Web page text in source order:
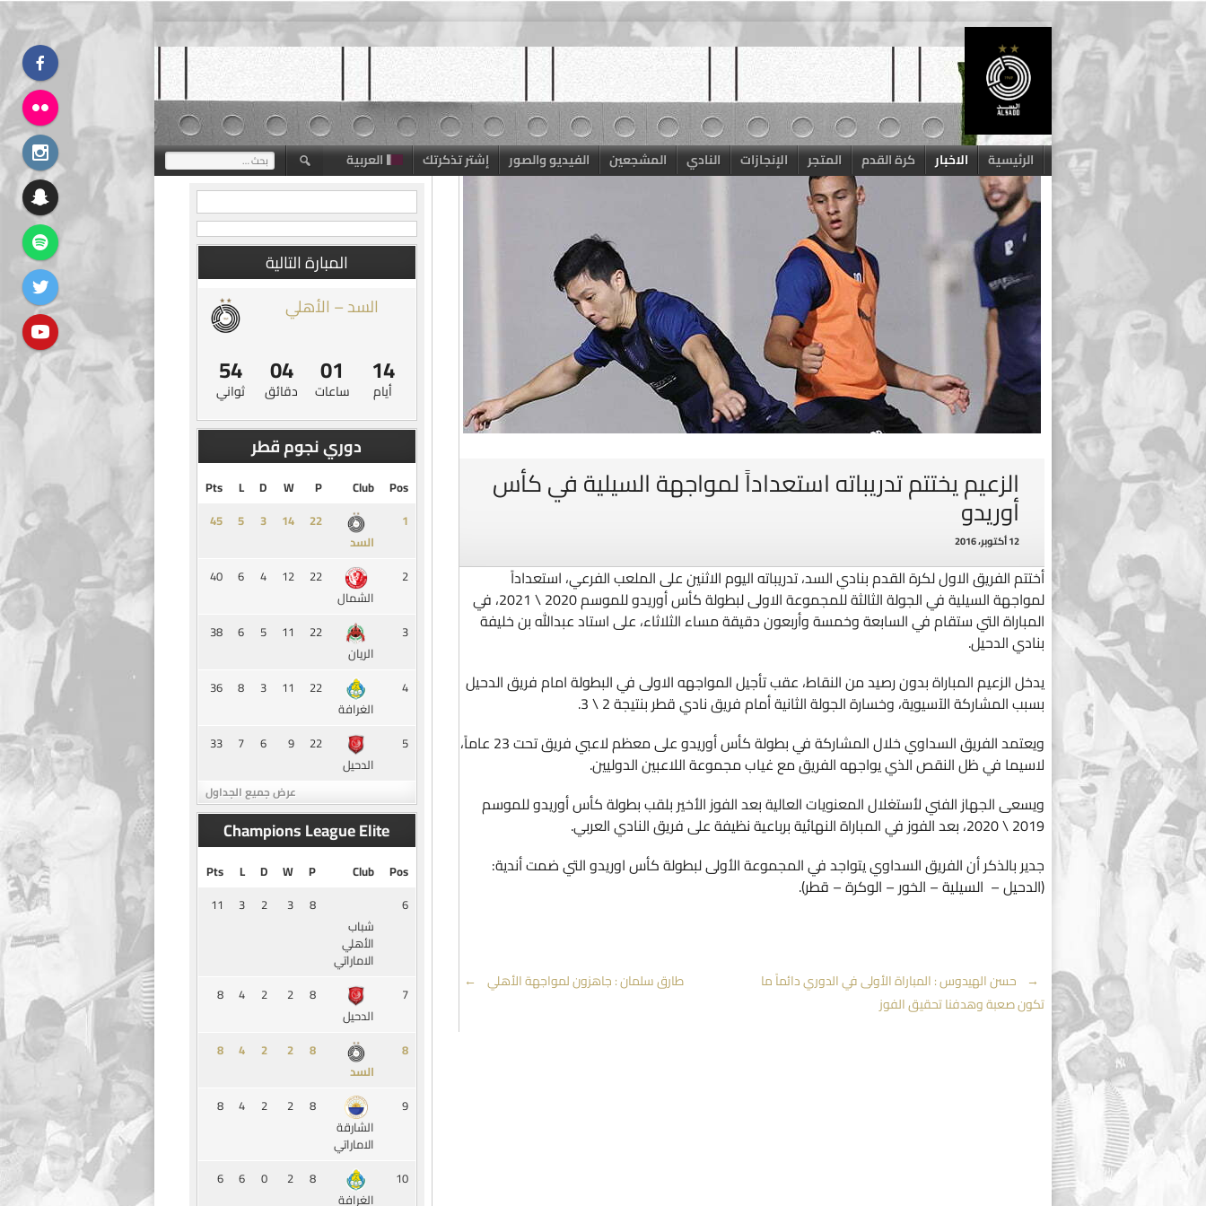
Skip
content
الرئيسية الاخبار كرة القدم المتجر الإنجازات النادي المشجعين الفيديو والصور إشتر تذكرتك العربية البحث
عن:
الزعيم يختتم تدريباته استعداداً لمواجهة السيلية في كأس
أوريدو
12 أكتوبر، 2016
أختتم الفريق الاول لكرة القدم بنادي السد، تدريباته اليوم الاثنين على الملعب الفرعي، استعداداً
لمواجهة السيلية في الجولة الثالثة للمجموعة الاولى لبطولة كأس أوريدو للموسم 2020 \ 2021، في
المباراة التي ستقام في السابعة وخمسة وأربعون دقيقة مساء الثلاثاء، على استاد عبدالله بن خليفة
بنادي الدحيل.
يدخل الزعيم المباراة بدون رصيد من النقاط، عقب تأجيل المواجهه الاولى في البطولة امام فريق الدحيل
بسبب المشاركة الآسيوية، وخسارة الجولة الثانية أمام فريق نادي قطر بنتيجة 2 \ 3.
ويعتمد الفريق السداوي خلال المشاركة في بطولة كأس أوريدو على معظم لاعبي فريق تحت 23 عاماً،
لاسيما في ظل النقص الذي يواجهه الفريق مع غياب مجموعة اللاعبين الدوليين.
ويسعى الجهاز الفني لأستغلال المعنويات العالية بعد الفوز الأخير بلقب بطولة كأس أوريدو للموسم
2019 \ 2020، بعد الفوز في المباراة النهائية برباعية نظيفة على فريق النادي العربي.
جدير بالذكر أن الفريق السداوي يتواجد في المجموعة الأولى لبطولة كأس اوريدو التي ضمت أندية:
(الدحيل – السيلية – الخور – الوكرة – قطر).
Post
← حسن الهيدوس : المباراة الأولى في الدوري دائماً ما
تكون صعبة وهدفنا تحقيق الفوز
طارق سلمان : جاهزون لمواجهة الأهلي →
المبارة التالية
السد – الأهلي
14
أيام
01
ساعات
04
دقائق
53
ثواني
دوري نجوم قطر
Pos
Club
P
W
D
L
Pts
1
السد
‏22
14
3
5
45
2
الشمال
22
12
4
6
40
3
الريان
22
11
5
6
38
4
الغرافة
22
11
3
8
36
5
الدحيل
22
9
6
7
33
عرض جميع الجداول
Champions League Elite
Pos
Club
P
W
D
L
Pts
6
شباب
الأهلي
الاماراتي
8
3
2
3
11
7
الدحيل
8
2
2
4
8
8
السد
8
2
2
4
8
9
الشارقة
الاماراتي
8
2
2
4
8
10
الغرافة
8
2
0
6
6